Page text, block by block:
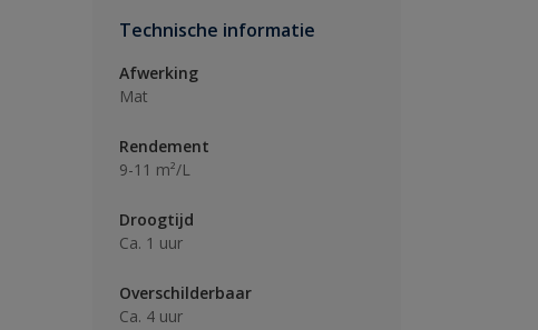
Technische informatie
Afwerking
Mat
Rendement
9-11 m²/L
Droogtijd
Ca. 1 uur
Overschilderbaar
Ca. 4 uur